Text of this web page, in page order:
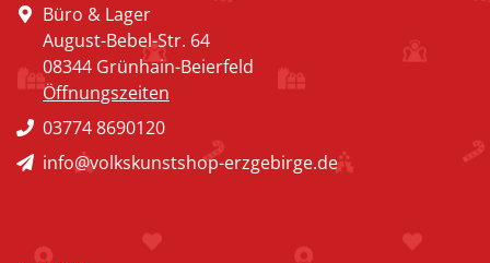
Büro & Lager
August-Bebel-Str. 64
08344 Grünhain-Beierfeld
Öffnungszeiten
03774 8690120
info@volkskunstshop-erzgebirge.de